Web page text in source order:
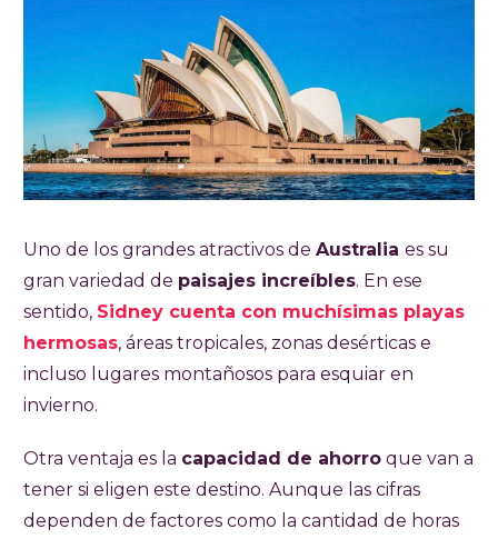
Uno de los grandes atractivos de Australia es su
gran variedad de paisajes increíbles. En ese
sentido, Sidney cuenta con muchísimas playas
hermosas, áreas tropicales, zonas desérticas e
incluso lugares montañosos para esquiar en
invierno.
Otra ventaja es la capacidad de ahorro que van a
tener si eligen este destino. Aunque las cifras
dependen de factores como la cantidad de horas